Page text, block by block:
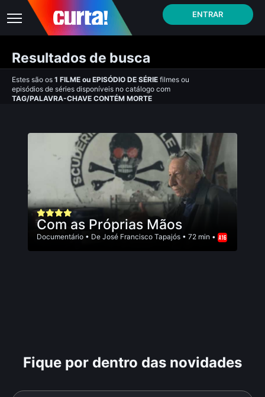
ENTRAR
Resultados de busca
Estes são os 1 FILME ou EPISÓDIO DE SÉRIE filmes ou
episódios de séries disponíveis no catálogo com
TAG/PALAVRA-CHAVE CONTÉM MORTE
Com as Próprias Mãos
Documentário • De José Francisco Tapajós • 72 min •
Fique por dentro das novidades